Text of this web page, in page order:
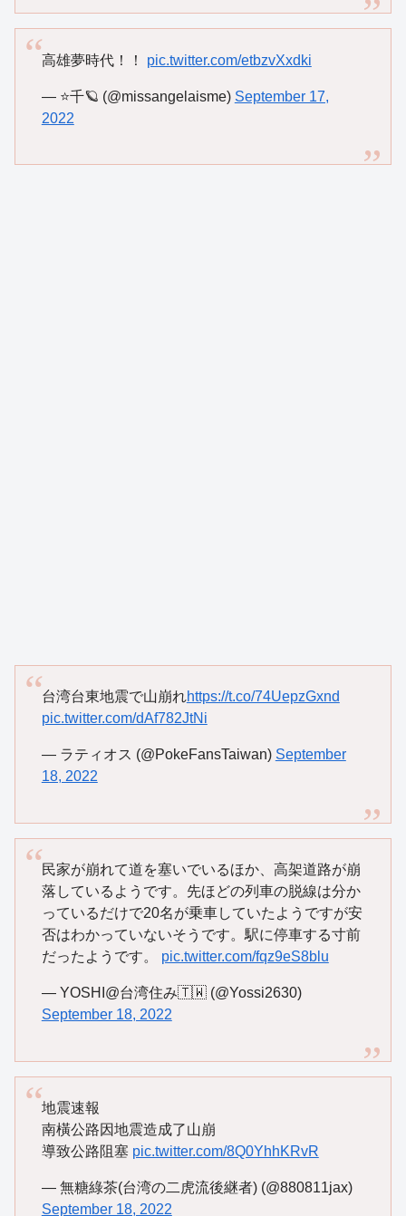
高雄夢時代！！ pic.twitter.com/etbzvXxdki
— ⭐️千🪐 (@missangelaisme) September 17,
2022
台湾台東地震で山崩れhttps://t.co/74UepzGxnd
pic.twitter.com/dAf782JtNi
— ラティオス (@PokeFansTaiwan) September
18, 2022
民家が崩れて道を塞いでいるほか、高架道路が崩
落しているようです。先ほどの列車の脱線は分か
っているだけで20名が乗車していたようですが安
否はわかっていないそうです。駅に停車する寸前
だったようです。 pic.twitter.com/fqz9eS8blu
— YOSHI@台湾住み🇹🇼 (@Yossi2630)
September 18, 2022
地震速報
南橫公路因地震造成了山崩
導致公路阻塞 pic.twitter.com/8Q0YhhKRvR
— 無糖綠茶(台湾の二虎流後継者) (@880811jax)
September 18, 2022